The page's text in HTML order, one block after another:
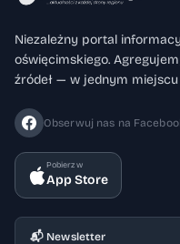
Niezależny portal
oświęcimskiego.
źródeł — w jednym miejscu
Obserwuj nas na
Pobierz w
App Store
📬 Newsletter